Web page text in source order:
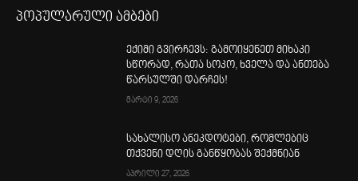
პოპულარული ამბები
ექიმი გვირჩევს: გამოიყენეთ მიხაკი
სწორად, რათა სოკო, ხველა და ანთება
წარსულში დარჩეს!
მარტი 9, 2026
სახალისო ანეკდოტები, რომლებიც
თქვენი დღის განწყობას შექმნიან
აპრილი 27, 2026